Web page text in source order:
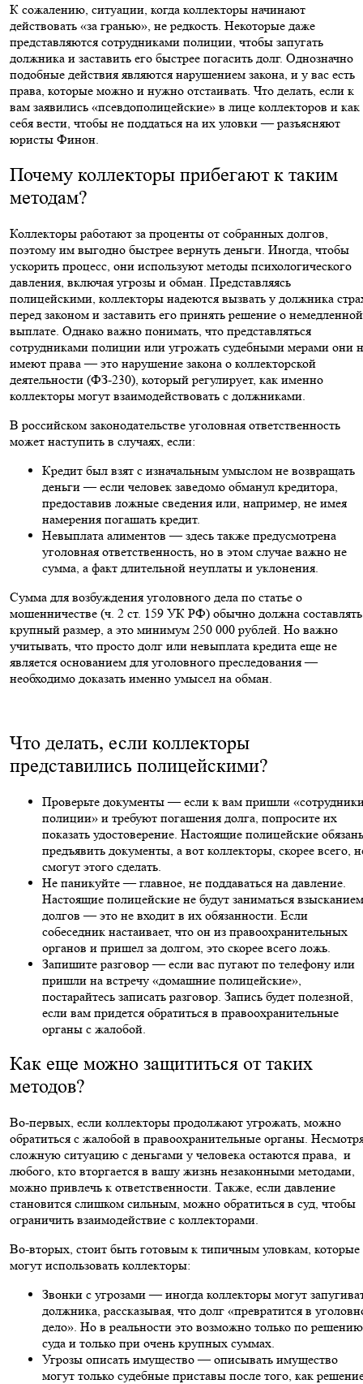
К сожалению, ситуации, когда коллекторы начинают
действовать «за гранью», не редкость. Некоторые даже
представляются сотрудниками полиции, чтобы запугать
должника и заставить его быстрее погасить долг. Однозначно
подобные действия являются нарушением закона, и у вас есть
права, которые можно и нужно отстаивать. Что делать, если к
вам заявились «псевдополицейские» в лице коллекторов и как
себя вести, чтобы не поддаться на их уловки — разъясняют
юристы Финон.
Почему коллекторы прибегают к таким
методам?
Коллекторы работают за проценты от собранных долгов,
поэтому им выгодно быстрее вернуть деньги. Иногда, чтобы
ускорить процесс, они используют методы психологического
давления, включая угрозы и обман. Представляясь
полицейскими, коллекторы надеются вызвать у должника
перед законом и заставить его принять решение о немедленной
выплате. Однако важно понимать, что представляться
сотрудниками полиции или угрожать судебными мерами они
имеют права — это нарушение закона о коллекторской
деятельности (ФЗ-230), который регулирует, как именно
коллекторы могут взаимодействовать с должниками.
В российском законодательстве уголовная ответственность
может наступить в случаях, если:
Кредит был взят с изначальным умыслом не возвращать
деньги — если человек заведомо обманул кредитора,
предоставив ложные сведения или, например, не имея
намерения погашать кредит.
Невыплата алиментов — здесь также предусмотрена
уголовная ответственность, но в этом случае важно не
сумма, а факт длительной неуплаты и уклонения.
Сумма для возбуждения уголовного дела по статье о
мошенничестве (ч. 2 ст. 159 УК РФ) обычно должна составлять
крупный размер, а это минимум 250 000 рублей. Но важно
учитывать, что просто долг или невыплата кредита еще не
является основанием для уголовного преследования —
необходимо доказать именно умысел на обман.
Что делать, если коллекторы
представились полицейскими?
Проверьте документы — если к вам пришли
полиции» и требуют погашения долга, попросите их
показать удостоверение. Настоящие полицейские
предъявить документы, а вот коллекторы, скорее всего,
смогут этого сделать.
Не паникуйте — главное, не поддаваться на давление.
Настоящие полицейские не будут заниматься взысканием
долгов — это не входит в их обязанности. Если
собеседник настаивает, что он из правоохранительных
органов и пришел за долгом, это скорее всего ложь.
Запишите разговор — если вас пугают по телефону или
пришли на встречу «домашние полицейские»,
постарайтесь записать разговор. Запись будет полезной,
если вам придется обратиться в правоохранительные
органы с жалобой.
Как еще можно защититься от таких
методов?
Во-первых, если коллекторы продолжают угрожать, можно
обратиться с жалобой в правоохранительные органы.
сложную ситуацию с деньгами у человека остаются права, и
любого, кто вторгается в вашу жизнь незаконными методами,
можно привлечь к ответственности. Также, если давление
становится слишком сильным, можно обратиться в суд, чтобы
ограничить взаимодействие с коллекторами.
Во-вторых, стоит быть готовым к типичным уловкам, которые
могут использовать коллекторы:
Звонки с угрозами — иногда коллекторы могут
должника, рассказывая, что долг «превратится в
дело». Но в реальности это возможно только по решению
суда и только при очень крупных суммах.
Угрозы описать имущество — описывать имущество
могут только судебные приставы после того, как